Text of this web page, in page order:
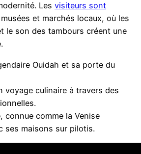
Lesvisiteurs sont
et marchés locaux, où les
le son des tambours créent une
Ouidah et sa porte du
voyage culinaire à travers des
connue comme la Venise
ses maisons sur pilotis.